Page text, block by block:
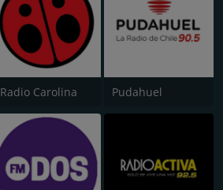
Radio Carolina Pudahuel